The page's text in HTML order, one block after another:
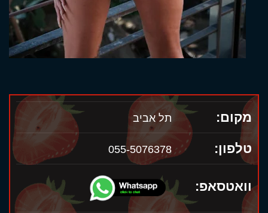
מקום: תל אביב
טלפון: 055-5076378
וואטסאפ: